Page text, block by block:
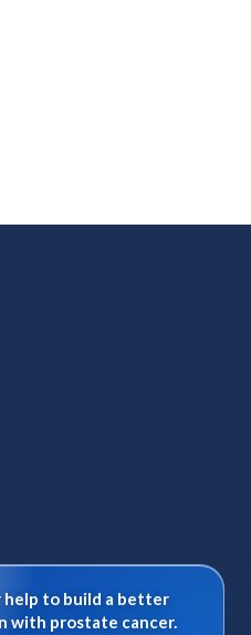
help to build a better
with prostate cancer.